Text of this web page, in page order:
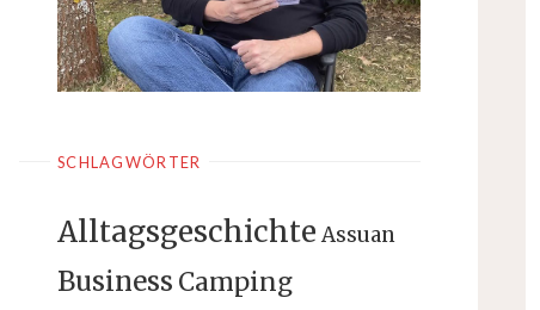
SCHLAGWÖRTER
Alltagsgeschichte Assuan
Business Camping